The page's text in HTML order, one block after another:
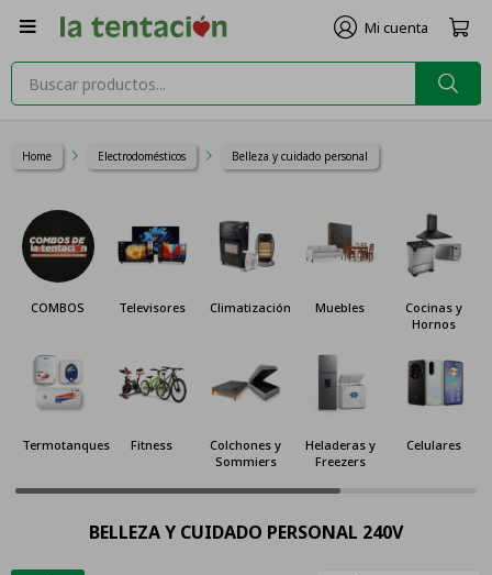

Home Electrodomésticos Belleza y cuidado personal
COMBOS Televisores Climatización Muebles
Cocinas y
Hornos
Termotanques Fitness
Colchones y
Sommiers
Heladeras y
Freezers
Celulares
BELLEZA Y CUIDADO PERSONAL 240V